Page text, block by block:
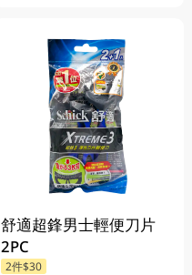
舒適超鋒男士輕便刀片
2PC
2件$30